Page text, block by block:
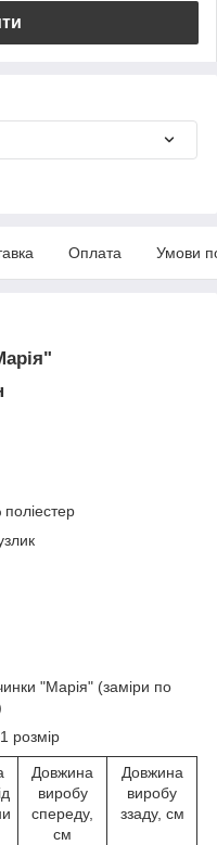
Оплата Умови
"Марія" (заміри по
розмір
Довжина
виробу
спереду,
см
Довжина
виробу
ззаду, см